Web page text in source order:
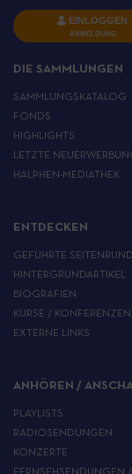
EINLOGGEN
ANMELDUNG
DIE SAMMLUNGEN
SAMMLUNGSKATALOG
FONDS
HIGHLIGHTS
LETZTE
HALPHEN-MEDIATHEK
ENTDECKEN
GEFÜHRTE
HINTERGRUNDARTIKEL
BIOGRAFIEN
KURSE / KONFERENZEN
EXTERNE LINKS
ANHÖREN /
PLAYLISTS
RADIOSENDUNGEN
KONZERTE